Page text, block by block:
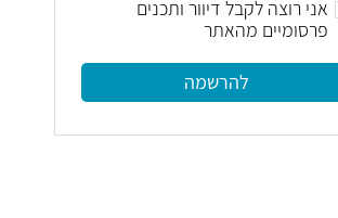
אני רוצה לקבל דיוור ותכנים
פרסומיים מהאתר
להרשמה